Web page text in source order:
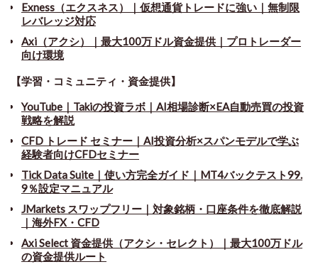
Exness（エクスネス）｜仮想通貨トレードに強い｜無制限
レバレッジ対応
Axi（アクシ）｜最大100万ドル資金提供｜プロトレーダー
向け環境
【学習・コミュニティ・資金提供】
YouTube｜Takiの投資ラボ｜AI相場診断×EA自動売買の投資
戦略を解説
CFD トレード セミナー ｜ AI投資分析×スパンモデルで学ぶ
経験者向けCFDセミナー
Tick Data Suite ｜ 使い方完全ガイド｜MT4バックテスト99.
9％設定マニュアル
JMarkets スワップフリー ｜ 対象銘柄・口座条件を徹底解説
｜海外FX・CFD
Axi Select 資金提供（アクシ・セレクト）｜最大100万ドル
の資金提供ルート